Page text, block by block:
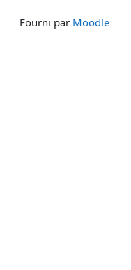
Fourni par Moodle